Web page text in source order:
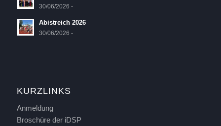
30/06/2026 -
Abistreich 2026
30/06/2026 -
KURZLINKS
Anmeldung
Broschüre der iDSP